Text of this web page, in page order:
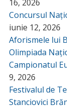
16, 2026
Concursul
iunie 12, 2026
Aforismele lui
Olimpiada
Campionatul
9, 2026
Festivalul de
Stanciovici